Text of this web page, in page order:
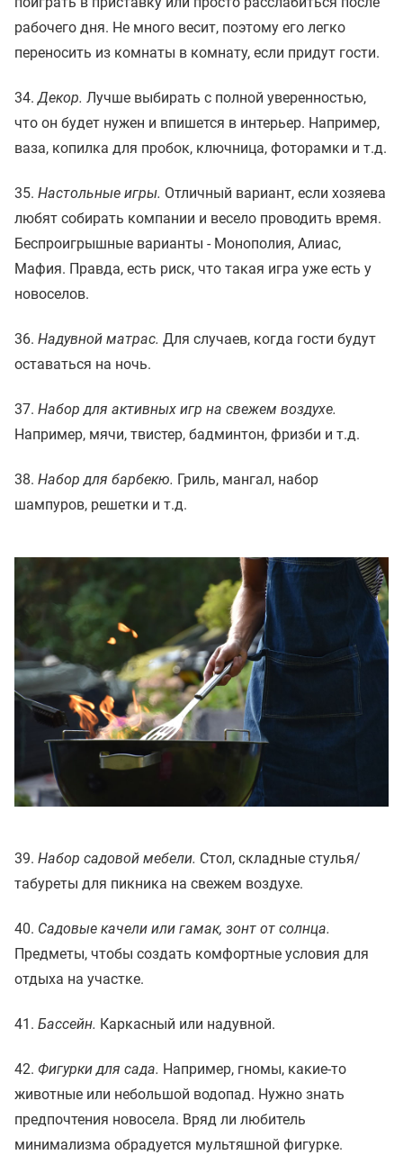
рабочего дня. Не много весит, поэтому его легко
переносить из комнаты в комнату, если придут гости.
34.Декор. Лучше выбирать с полной уверенностью,
что он будет нужен и впишется в интерьер. Например,
ваза, копилка для пробок, ключница, фоторамки и т.д.
35. Настольные игры. Отличный вариант, если хозяева
любят собирать компании и весело проводить время.
Беспроигрышные варианты - Монополия, Алиас,
Мафия. Правда, есть риск, что такая игра уже есть у
новоселов.
36. Надувной матрас. Для случаев, когда гости будут
оставаться на ночь.
37. Набор для активных игр на свежем воздухе.
Например, мячи, твистер, бадминтон, фризби и т.д.
38. Набор для барбекю. Гриль, мангал, набор
шампуров, решетки и т.д.
39. Набор садовой мебели. Стол, складные стулья/
табуреты для пикника на свежем воздухе.
40. Садовые качели или гамак, зонт от солнца.
Предметы, чтобы создать комфортные условия для
отдыха на участке.
41. Бассейн. Каркасный или надувной.
42. Фигурки для сада. Например, гномы, какие-то
животные или небольшой водопад. Нужно знать
предпочтения новосела. Вряд ли любитель
минимализма обрадуется мультяшной фигурке.